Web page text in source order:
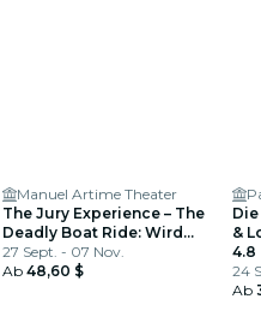
Manuel Artime Theater
The Jury Experience – The
Deadly Boat Ride: Wird
Miami Gerechtigkeit liefern?
27 Sept. - 07 Nov.
Ab 48,60 $
&
4.8
24
Ab